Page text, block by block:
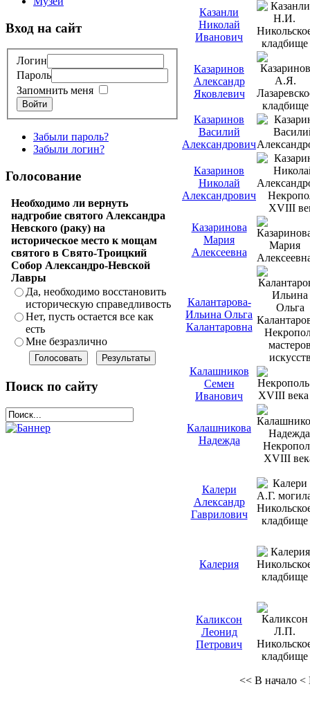
Вход на сайт
Логин
Пароль
Запомнить меня
Войти
Забыли пароль?
Забыли логин?
Голосование
Необходимо ли вернуть
надгробие святого Александра
Невского (раку) на
историческое место к мощам
святого в Свято-Троицкий
Собор Александро-Невской
Лавры
Да, необходимо восстановить
историческую справедливость
Нет, пусть остается все как
есть
Мне безразлично
Поиск по сайту
Казанли
Николай
Иванович
Казаринов
Александр
Яковлевич
Казаринов
Василий
Александрович
Казаринов
Николай
Александрович
Казаринова
Мария
Алексеевна
Калантарова-
Ильина Ольга
Калантаровна
Калашников
Семен
Иванович
Калашникова
Надежда
Калери
Александр
Гаврилович
Калерия
Каликсон
Леонид
Петрович
<< В начало<